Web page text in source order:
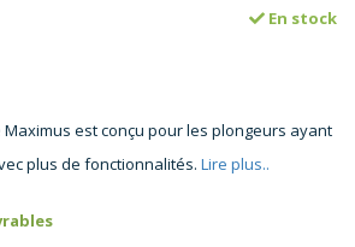
En stock
est conçu pour les plongeurs ayant
plus de fonctionnalités. Lire plus..